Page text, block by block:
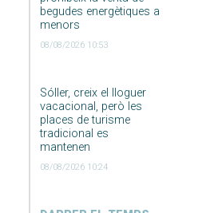
begudes energètiques a
menors
08/08/2026 10:53
Sóller, creix el lloguer
vacacional, però les
places de turisme
tradicional es
mantenen
08/08/2026 10:24